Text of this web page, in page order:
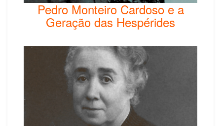
Pedro Monteiro Cardoso e a
Geração das Hespérides